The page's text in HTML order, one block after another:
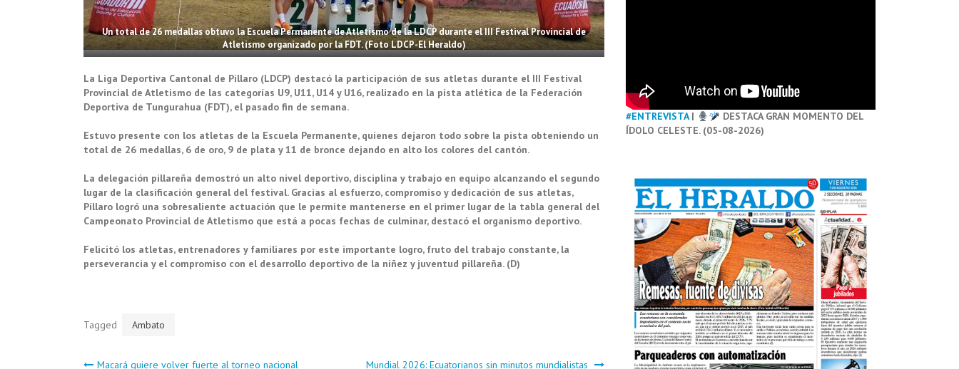
Un total de 26 medallas obtuvo la Escuela Permanente de Atletismo de la LDCP durante el III Festival Provincial de
Atletismo organizado por la FDT. (Foto LDCP-El Heraldo)
La Liga Deportiva Cantonal de Pillaro (LDCP) destacó la participación de sus atletas durante el III Festival
Provincial de Atletismo de las categorías U9, U11, U14 y U16, realizado en la pista atlética de la Federación
Deportiva de Tungurahua (FDT), el pasado fin de semana.
Estuvo presente con los atletas de la Escuela Permanente, quienes dejaron todo sobre la pista obteniendo un
total de 26 medallas, 6 de oro, 9 de plata y 11 de bronce dejando en alto los colores del cantón.
La delegación pillareña demostró un alto nivel deportivo, disciplina y trabajo en equipo alcanzando el segundo
lugar de la clasificación general del festival. Gracias al esfuerzo, compromiso y dedicación de sus atletas,
Píllaro logró una sobresaliente actuación que le permite mantenerse en el primer lugar de la tabla general del
Campeonato Provincial de Atletismo que está a pocas fechas de culminar, destacó el organismo deportivo.
Felicitó los atletas, entrenadores y familiares por este importante logro, fruto del trabajo constante, la
perseverancia y el compromiso con el desarrollo deportivo de la niñez y juventud pillareña. (D)
Tagged Ambato
Macará quiere volver fuerte al torneo nacional Mundial 2026: Ecuatorianos sin minutos mundialistas
#ENTREVISTA|
DESTACA GRAN MOMENTO DEL
ÍDOLO CELESTE. (05-08-2026)